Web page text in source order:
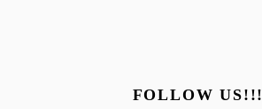
FOLLOW US!!!